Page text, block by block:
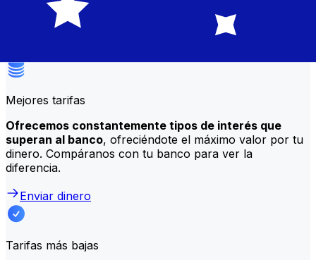
¿Por qué transferir con Xe en lugar
de bancos tradicionales?
Mejores tarifas
Ofrecemos constantemente tipos de interés que
superan al banco, ofreciéndote el máximo valor por tu
dinero. Compáranos con tu banco para ver la
diferencia.
Enviar dinero
Tarifas más bajas